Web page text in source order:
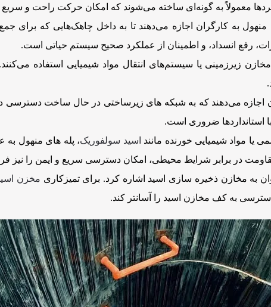
معمولاً به گونه‌ای ساخته می‌شوند که امکان حرکت راحت و سریع
به کارگران اجازه می‌دهند تا به داخل چاهک‌هایی که برای
رفع انسداد، و اطمینان از عملکرد صحیح سیستم حیاتی است.
زیرزمینی یا سیستم‌های انتقال مواد شیمیایی استفاده می‌کنند.
اجازه می‌دهند که به شبکه های زیرساختی در حال ساخت دسترسی
استانداردها ضروری است.
یا مواد شیمیایی خورنده مانند اسید سولفوریک، پله های منهول به
در برابر شرایط محیطی، امکان دسترسی سریع و ایمن را نیز
به مخازن ذخیره سازی اسید اشاره کرد. برای تمیزکاری مخزن
به کف مخازن اسید را آسانتر کند.